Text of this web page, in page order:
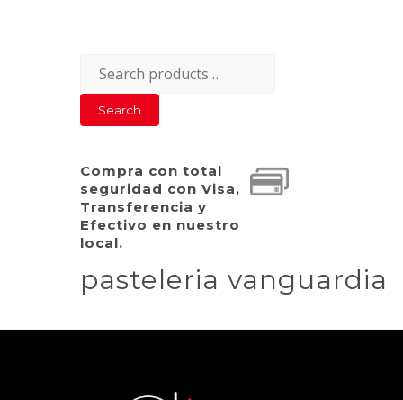
pasteleria vanguardia
Search
for:
Search
Compra con total
seguridad con Visa,
Transferencia y
Efectivo en nuestro
local.